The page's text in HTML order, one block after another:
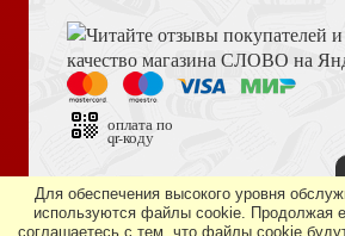
е изд., перераб., и доп., синий
оплата по
qr-коду
Дизайн сайта —студия
Для обеспечения высокого уровня
используются файлы cookie. Продолжая
соглашаетесь с тем, что файлы cookie